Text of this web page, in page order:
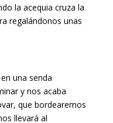
la acequia cruza la
regalándonos unas
una senda
y nos acaba
que bordearemos
llevará al